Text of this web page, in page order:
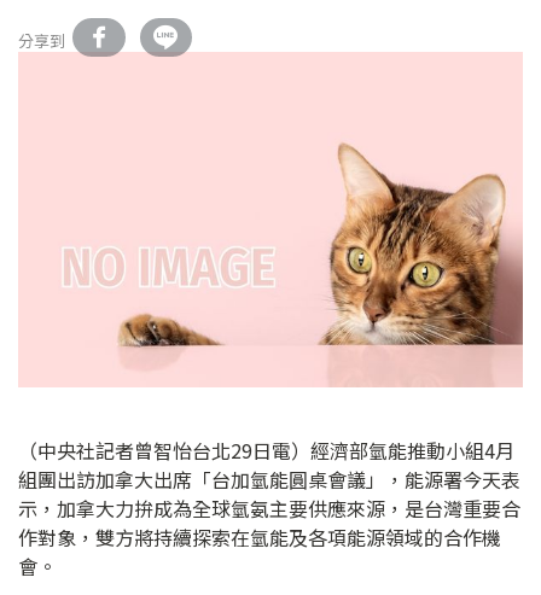
分享到
（中央社記者曾智怡台北29日電）經濟部氫能推動小組4月
組團出訪加拿大出席「台加氫能圓桌會議」，能源署今天表
示，加拿大力拚成為全球氫氨主要供應來源，是台灣重要合
作對象，雙方將持續探索在氫能及各項能源領域的合作機
會。